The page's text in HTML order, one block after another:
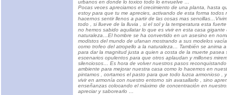
urbanos en donde lo toxico todo lo envuelve …
Pocas veces apreciamos el crecimiento de una planta, hasta
estoy para que tu me aprecies, activando de esta forma todos
hacernos sentir llenos a partir de las cosas mas
todo , si llueve de la lluvia , si el sol y la temperatura esta
no hemos sabido aquilatar lo que es vivir en esta casa
naturaleza…El hombre se ha convertido en un asesino en
modistos del mundo de ufanan mostrando a sus modelos
como trofeo del atropello a la naturaleza… También se anima
para dar la magnitud justa a quien a costa de la muerte pasea
escenarios opulentos para que otros aplaudan y millones
silenciosos… Es hora de volver nuestros pasos
ambiente para mejorar nuestra casa como lo hacemos en
pintamos , cortamos el pasto para que todo luzca armonioso ,
vivir en armonía con nuestro entorno sin avasallarlo , sino
enseñanzas colocando el máximo de concentración en
apreciar y saborearlo …